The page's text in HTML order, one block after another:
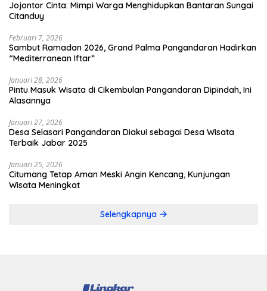
Jojontor Cinta: Mimpi Warga Menghidupkan Bantaran Sungai
Citanduy
Februari 7, 2026
Sambut Ramadan 2026, Grand Palma Pangandaran Hadirkan
“Mediterranean Iftar”
Januari 28, 2026
Pintu Masuk Wisata di Cikembulan Pangandaran Dipindah, Ini
Alasannya
Januari 27, 2026
Desa Selasari Pangandaran Diakui sebagai Desa Wisata
Terbaik Jabar 2025
Januari 25, 2026
Citumang Tetap Aman Meski Angin Kencang, Kunjungan
Wisata Meningkat
Selengkapnya